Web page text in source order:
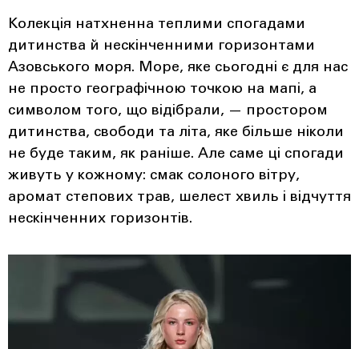
Колекція натхненна теплими спогадами
дитинства й нескінченними горизонтами
Азовського моря. Море, яке сьогодні є для нас
не просто географічною точкою на мапі, а
символом того, що відібрали, — простором
дитинства, свободи та літа, яке більше ніколи
не буде таким, як раніше. Але саме ці спогади
живуть у кожному: смак солоного вітру,
аромат степових трав, шелест хвиль і відчуття
нескінченних горизонтів.